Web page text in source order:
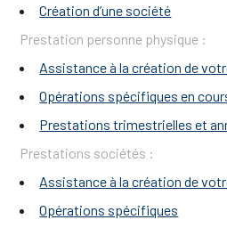
Création d’une société
Prestation personne physique
Assistance à la création de
Opérations spécifiques en
Prestations trimestrielles et
Prestations sociétés
Assistance à la création de
Opérations spécifiques